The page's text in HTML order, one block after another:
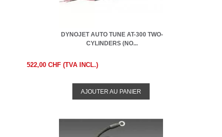
DYNOJET AUTO TUNE AT-300 TWO-
CYLINDERS (NO...
522,00 CHF (TVA INCL.)
AJOUTER AU PANIER